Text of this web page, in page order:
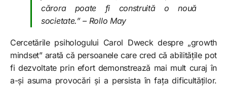
cărora poate fi construită o nouă
societate.” – Rollo May
Cercetările psihologului Carol Dweck despre „growth
mindset” arată că persoanele care cred că abilitățile pot
fi dezvoltate prin efort demonstrează mai mult curaj în
a-și asuma provocări și a persista în fața dificultăților.